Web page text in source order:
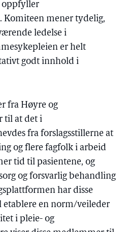
oppfyller
Komiteen mener tydelig,
ledelse i
er helt
godt innhold i
fra Høyre og
til at det i
fra forslagsstillerne at
og flere fagfolk i arbeid
tid til pasientene, og
og forsvarlig behandling
har disse
etablere en norm/veileder
i pleie- og